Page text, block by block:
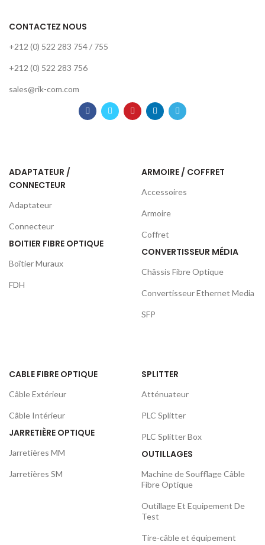
CONTACTEZ NOUS
+212 (0) 522 283 754 / 755
+212 (0) 522 283 756
sales@rik-com.com
ADAPTATEUR /
CONNECTEUR
Adaptateur
Connecteur
BOITIER FIBRE OPTIQUE
Boîtier Muraux
FDH
ARMOIRE / COFFRET
Accessoires
Armoire
Coffret
CONVERTISSEUR MÉDIA
Châssis Fibre Optique
Convertisseur Ethernet Media
SFP
CABLE FIBRE OPTIQUE
Câble Extérieur
Câble Intérieur
JARRETIÈRE OPTIQUE
Jarretières MM
Jarretières SM
SPLITTER
Atténuateur
PLC Splitter
PLC Splitter Box
OUTILLAGES
Machine de Soufflage Câble
Fibre Optique
Outillage Et Equipement De
Test
Tire-câble et équipement